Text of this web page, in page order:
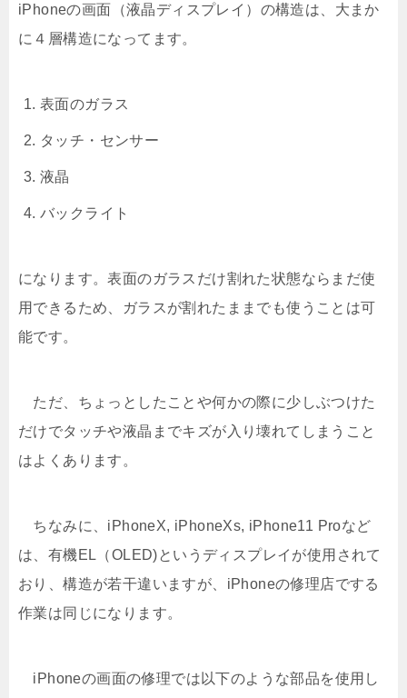
iPhoneの画面（液晶ディスプレイ）の構造は、大まか
に４層構造になってます。
表面のガラス
タッチ・センサー
液晶
バックライト
になります。表面のガラスだけ割れた状態ならまだ使
用できるため、ガラスが割れたままでも使うことは可
能です。
ただ、ちょっとしたことや何かの際に少しぶつけた
だけでタッチや液晶までキズが入り壊れてしまうこと
はよくあります。
ちなみに、iPhoneX, iPhoneXs, iPhone11 Proなど
は、有機EL（OLED)というディスプレイが使用されて
おり、構造が若干違いますが、iPhoneの修理店でする
作業は同じになります。
iPhoneの画面の修理では以下のような部品を使用し